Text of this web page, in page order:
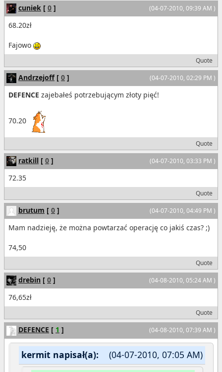
(04-07-2010, 09:39 AM )
cuniek [ 0 ]
68.20zł
Fajowo
Quote
(04-07-2010, 02:29 PM )
Andrzejoff [ 0 ]
DEFENCE zajebałeś potrzebującym złoty pięć!
70.20
Quote
(04-07-2010, 03:33 PM )
ratkill [ 0 ]
72.35
Quote
(04-07-2010, 04:49 PM )
brutum [ 0 ]
Mam nadzieję, że można powtarzać operację co jakiś czas? ;)
74,50
Quote
(04-08-2010, 05:24 AM )
drebin [ 0 ]
76,65zł
Quote
(04-08-2010, 07:39 AM )
DEFENCE [ 1 ]
(04-07-2010, 07:05 AM)
kermit napisał(a):